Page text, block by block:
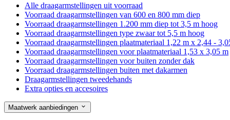
Alle draagarmstellingen uit voorraad
Voorraad draagarmstellingen van 600 en 800 mm diep
Voorraad draagarmstellingen 1.200 mm diep tot 3,5 m hoog
Voorraad draagarmstellingen type zwaar tot 5,5 m hoog
Voorraad draagarmstellingen plaatmateriaal 1,22 m x 2,44 -
Voorraad draagarmstellingen voor plaatmateriaal 1,53 x 3,05 m
Voorraad draagarmstellingen voor buiten zonder dak
Voorraad draagarmstellingen buiten met dakarmen
Draagarmstellingen tweedehands
Extra opties en accesoires
Maatwerk aanbiedingen